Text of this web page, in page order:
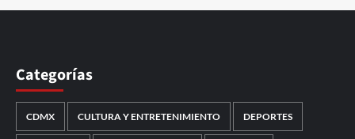
Categorías
CDMX CULTURA Y ENTRETENIMIENTO DEPORTES